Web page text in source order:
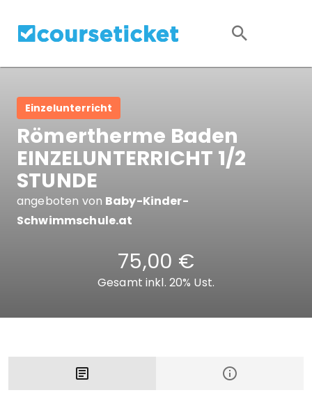
Einzelunterricht
Römertherme Baden
EINZELUNTERRICHT 1/2
STUNDE
angeboten von Baby-Kinder-
Schwimmschule.at
75,00 €
Gesamt inkl. 20% Ust.